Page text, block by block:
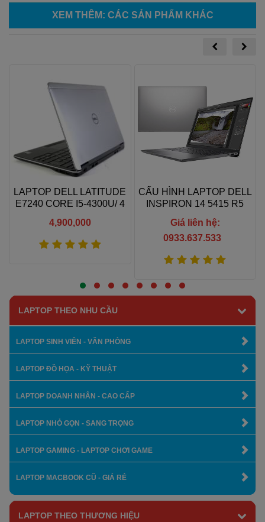
XEM THÊM: CÁC SẢN PHẨM KHÁC
LAPTOP DELL LATITUDE
E7240 CORE I5-4300U/ 4
INTEL HD 4400/ 12.5 HD
4,900,000
CẤU HÌNH LAPTOP DELL
INSPIRON 14 5415 R5
IPS
Giá liên hệ:
0933.637.533
Xem thêm
LAPTOP THEO NHU CẦU
LAPTOP SINH VIÊN - VĂN PHÒNG
LAPTOP ĐỒ HỌA - KỸ THUẬT
LAPTOP DOANH NHÂN - CAO CẤP
LAPTOP NHỎ GỌN - SANG TRỌNG
LAPTOP GAMING - LAPTOP CHƠI GAME
LAPTOP MACBOOK CŨ - GIÁ RẺ
LAPTOP THEO THƯƠNG HIỆU